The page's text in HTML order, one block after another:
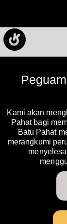
Kami akan
Pahat bagi
Batu Pahat
merangkumi